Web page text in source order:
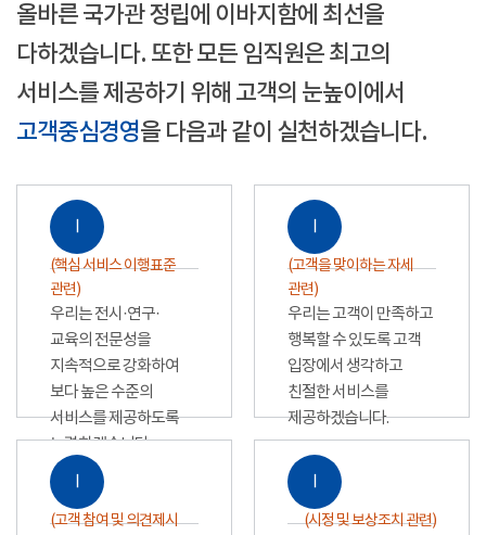
올바른 국가관 정립에 이바지함에 최선을
다하겠습니다. 또한 모든 임직원은 최고의
서비스를 제공하기 위해 고객의 눈높이에서
고객중심경영을 다음과 같이 실천하겠습니다.
Ⅰ
(핵심 서비스 이행표준
관련)
우리는 전시·연구·
교육의 전문성을
지속적으로 강화하여
보다 높은 수준의
서비스를 제공하도록
노력하겠습니다.
Ⅰ
(고객을 맞이하는 자세
관련)
우리는 고객이 만족하고
행복할 수 있도록 고객
입장에서 생각하고
친절한 서비스를
제공하겠습니다.
Ⅰ
(고객 참여 및 의견제시
Ⅰ
(시정 및 보상조치 관련)